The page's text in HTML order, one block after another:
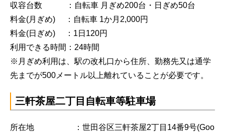
収容台数 ：自転車 月ぎめ200台・日ぎめ50台
料金(月ぎめ) ：自転車 1か月2,000円
料金(日ぎめ) ：1日120円
利用できる時間：24時間
※月ぎめ利用は、駅の改札口から住所、勤務先又は通学
先までが500メートル以上離れていることが必要です。
三軒茶屋二丁目自転車等駐車場
所在地 ：世田谷区三軒茶屋2丁目14番9号(Goo